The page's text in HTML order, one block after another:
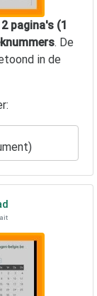
pagina's (1
. De
in de